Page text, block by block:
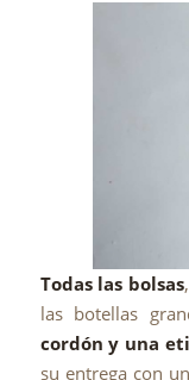
Todas las bolsas
las botellas
cordón y una
su entrega con